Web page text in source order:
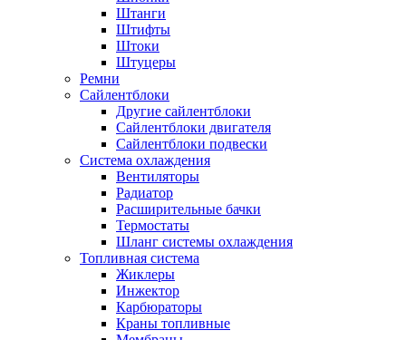
Штанги
Штифты
Штоки
Штуцеры
Ремни
Сайлентблоки
Другие сайлентблоки
Сайлентблоки двигателя
Сайлентблоки подвески
Система охлаждения
Вентиляторы
Радиатор
Расширительные бачки
Термостаты
Шланг системы охлаждения
Топливная система
Жиклеры
Инжектор
Карбюраторы
Краны топливные